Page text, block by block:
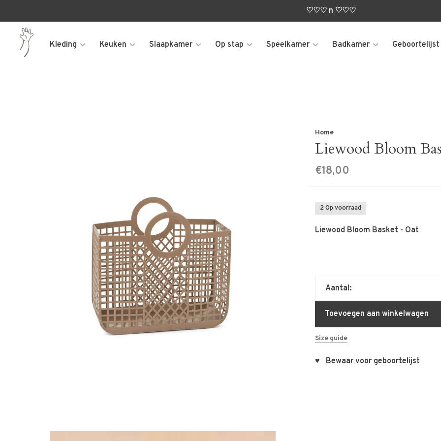
♡♡♡ n ♡♡♡
Kleding Keuken Slaapkamer Op stap Speelkamer Badkamer Geboortelijst
Home
Liewood Bloom
€18,00
2 Op voorraad
Liewood Bloom Basket - Oat
Aantal:
Toevoegen aan winkelwagen
Size guide
♥ Bewaar voor geboortelijst